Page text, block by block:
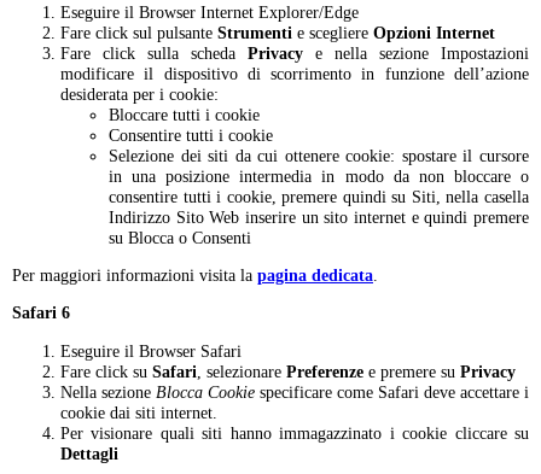
Eseguire il Browser Internet Explorer/Edge
Fare click sul pulsante Strumenti e scegliere Opzioni Internet
Fare click sulla scheda Privacy e nella sezione Impostazioni
modificare il dispositivo di scorrimento in funzione dell’azione
desiderata per i cookie:
Bloccare tutti i cookie
Consentire tutti i cookie
Selezione dei siti da cui ottenere cookie: spostare il cursore
in una posizione intermedia in modo da non bloccare o
consentire tutti i cookie, premere quindi su Siti, nella casella
Indirizzo Sito Web inserire un sito internet e quindi premere
su Blocca o Consenti
Per maggiori informazioni visita la pagina dedicata
Safari 6
Eseguire il Browser Safari
Fare click su Safari , selezionare Preferenze e premere su Privacy
Nella sezione Blocca Cookie specificare come Safari deve accettare i
cookie dai siti internet.
Per visionare quali siti hanno immagazzinato i cookie cliccare su
Dettagli